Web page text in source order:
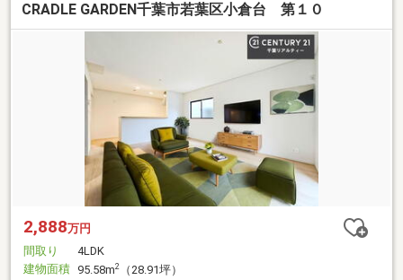
CRADLE GARDEN千葉市若葉区小倉台 第１０
2,888万円
間取り
4LDK
建物面積 95.58m2
（28.91坪）